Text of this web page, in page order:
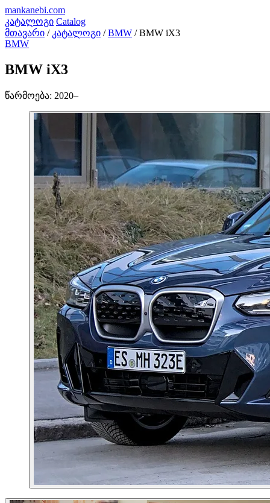
mankanebi.com
კატალოგი Catalog
მთავარი / კატალოგი / BMW / BMW iX3
BMW
BMW iX3
წარმოება: 2020–